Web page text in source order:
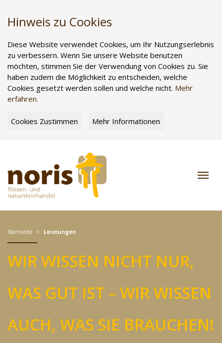
Hinweis zu Cookies
Diese Website verwendet Cookies, um Ihr Nutzungserlebnis
zu verbessern. Wenn Sie unsere Website benutzen
möchten, stimmen Sie der Verwendung von Cookies zu. Sie
haben zudem die Möglichkeit zu entscheiden, welche
Cookies gesetzt werden sollen und welche nicht. Mehr
erfahren.
Cookies Zustimmen Mehr Informationen
Startseite Leistungen
WIR WISSEN NICHT NUR,
WAS GUT IST – WIR WISSEN
AUCH, WAS SIE BRAUCHEN!